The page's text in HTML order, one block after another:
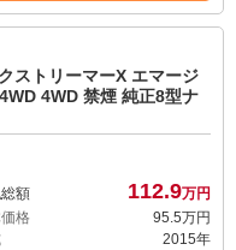
ストリーマーX エマージ
4WD 禁煙 純正8型ナ
額 112.9万円
格
95.5万円
2015年